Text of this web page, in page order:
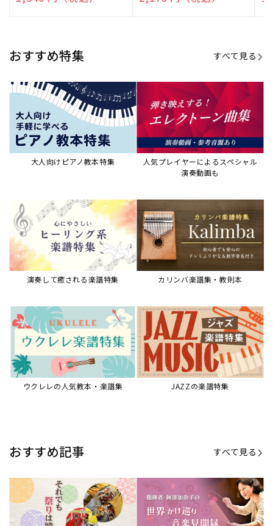
おすすめ特集 すべて見る
大人向けピアノ教本特集
人気プレイヤーによるスペシャル
演奏動画も
演奏して癒される楽譜特集 カリンバ楽譜集・教則本
ウクレレの人気教本・楽譜集 JAZZの楽譜特集
おすすめ記事 すべて見る